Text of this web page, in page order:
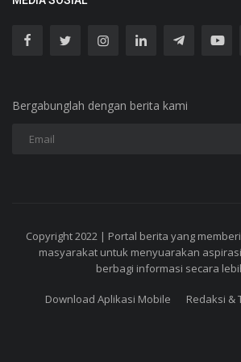
Bergabunglah dengan berita kami
Copyright 2022 | Portal berita yang
masyarakat untuk menyuarakan
berbagi informasi secara
Download Aplikasi Mobile Redaksi &